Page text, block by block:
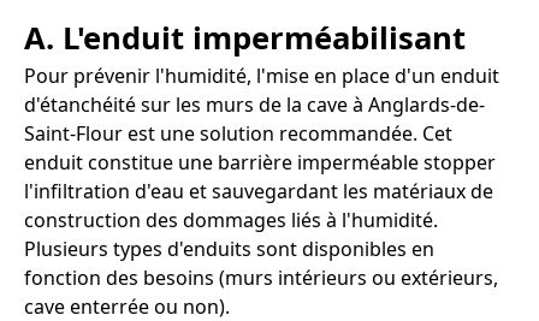
A. L'enduit imperméabilisant
Pour prévenir l'humidité, l'mise en place d'un enduit
d'étanchéité sur les murs de la cave à Anglards-de-
Saint-Flour est une solution recommandée. Cet
enduit constitue une barrière imperméable stopper
l'infiltration d'eau et sauvegardant les matériaux de
construction des dommages liés à l'humidité.
Plusieurs types d'enduits sont disponibles en
fonction des besoins (murs intérieurs ou extérieurs,
cave enterrée ou non).